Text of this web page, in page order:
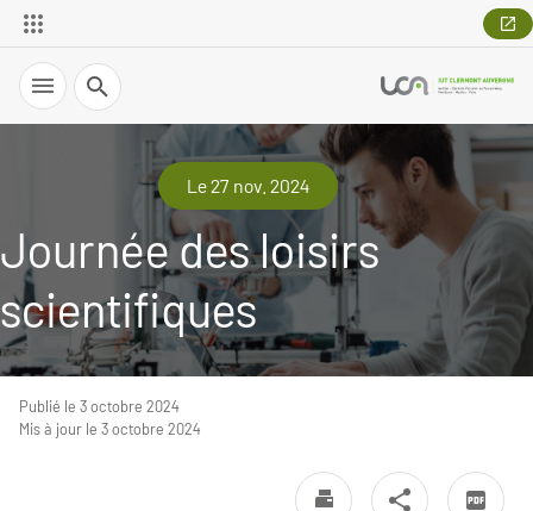
Recherche
Le 27 nov. 2024
Journée des loisirs
scientifiques
Publié le 3 octobre 2024
Mis à jour le 3 octobre 2024